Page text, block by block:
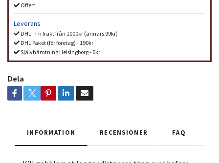
Offert
Leverans
DHL - Fri frakt från 1000kr (annars 99kr)
DHL Paket (för företag) - 190kr
Självhämtning Helsingborg - 0kr
Dela
INFORMATION RECENSIONER FAQ